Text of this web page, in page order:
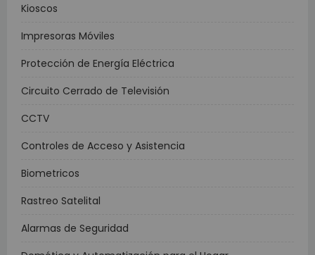
Kioscos
Impresoras Móviles
Protección de Energía Eléctrica
Circuito Cerrado de Televisión
CCTV
Controles de Acceso y Asistencia
Biometricos
Rastreo Satelital
Alarmas de Seguridad